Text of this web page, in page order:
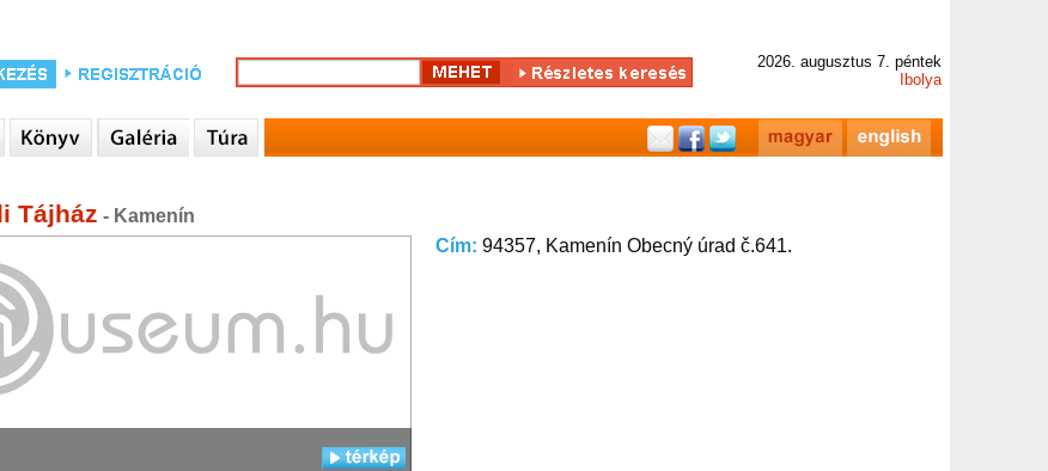
2026. augusztus 7. péntek
Ibolya
Tájház - Kamenín
Cím: 94357, Kamenín Obecný úrad č.641.